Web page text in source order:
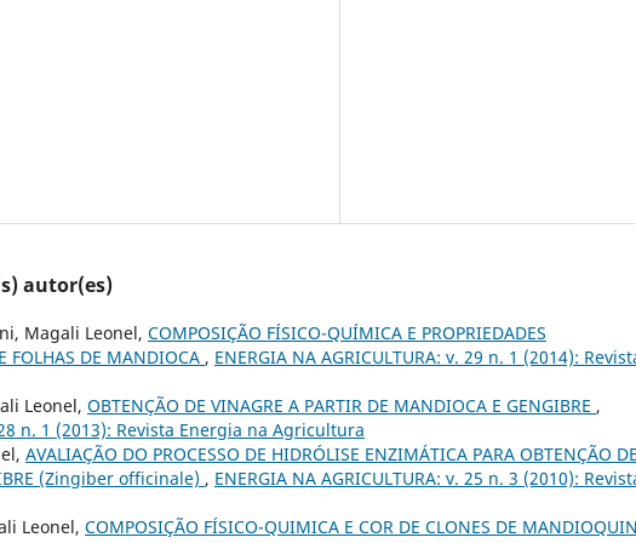
autor(es)
Magali Leonel, COMPOSIÇÃO FÍSICO-QUÍMICA E PROPRIEDADES
FOLHAS DE MANDIOCA , ENERGIA NA AGRICULTURA: v. 29 n. 1 (2014):
Leonel, OBTENÇÃO DE VINAGRE A PARTIR DE MANDIOCA E GENGIBRE ,
28 n. 1 (2013): Revista Energia na Agricultura
AVALIAÇÃO DO PROCESSO DE HIDRÓLISE ENZIMÁTICA PARA OBTENÇÃO DE
(Zingiber officinale) , ENERGIA NA AGRICULTURA: v. 25 n. 3 (2010):
Leonel, COMPOSIÇÃO FÍSICO-QUIMICA E COR DE CLONES DE